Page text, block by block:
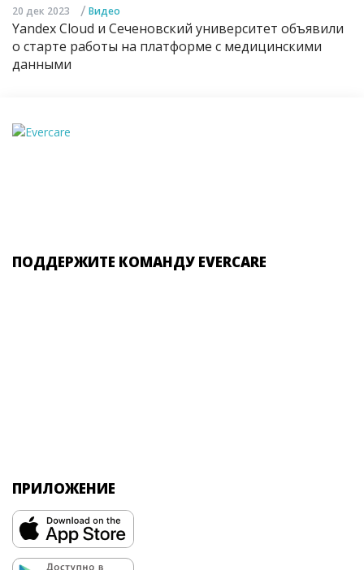
20 дек 2023 / Видео
Yandex Cloud и Сеченовский университет объявили
о старте работы на платформе с медицинскими
данными
ПОДДЕРЖИТЕ КОМАНДУ EVERCARE
ПРИЛОЖЕНИЕ